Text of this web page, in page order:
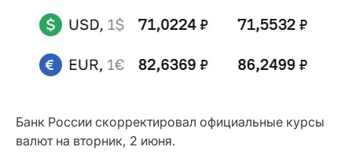
Банк России скорректировал официальные курсы
валют на вторник, 2 июня.